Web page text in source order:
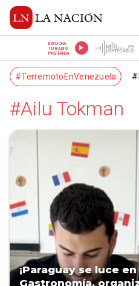
ESCUCHÁ
TU RADIO
PREFERIDA
#TerremotoEnVenezuela
#Ailu Tokman
¡Paraguay se luce
Gastronomía,